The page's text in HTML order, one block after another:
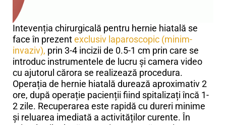
Intevenția chirurgicală pentru hernie hiatală se
face în prezentexclusiv laparoscopic (minim-
invaziv), prin 3-4 incizii de 0.5-1 cm prin care se
introduc instrumentele de lucru și camera video
cu ajutorul cărora se realizează procedura.
Operația de hernie hiatală durează aproximativ 2
ore, după operație pacienții fiind spitalizați încă 1-
2 zile. Recuperarea este rapidă cu dureri minime
și reluarea imediată a activităților curente. În